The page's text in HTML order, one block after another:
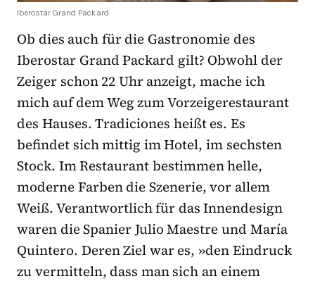
Iberostar Grand Packard
Ob dies auch für die Gastronomie des
Iberostar Grand Packard gilt? Obwohl der
Zeiger schon 22 Uhr anzeigt, mache ich
mich auf dem Weg zum Vorzeigerestaurant
des Hauses. Tradiciones heißt es. Es
befindet sich mittig im Hotel, im sechsten
Stock. Im Restaurant bestimmen helle,
moderne Farben die Szenerie, vor allem
Weiß. Verantwortlich für das Innendesign
waren die Spanier Julio Maestre und María
Quintero. Deren Ziel war es, »den Eindruck
zu vermitteln, dass man sich an einem